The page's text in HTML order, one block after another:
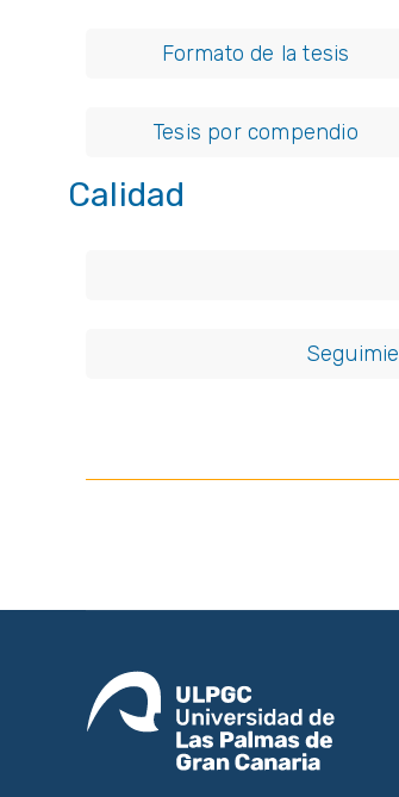
Formato de la tesis
Tesis por compendio
Calidad